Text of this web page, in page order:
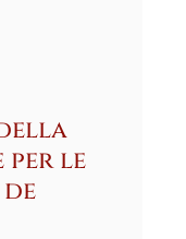
per le